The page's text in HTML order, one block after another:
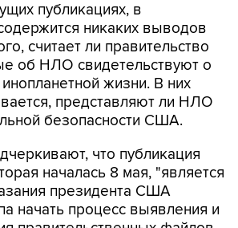
публикациях, в
никаких выводов
считает ли правительство
об НЛО свидетельствуют о
жизни. В них
представляют ли НЛО
безопасности США.
что публикация
началась 8 мая, "является
президента США
начать процесс выявления и